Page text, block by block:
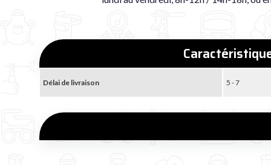
Délai de livraison 5 - 7